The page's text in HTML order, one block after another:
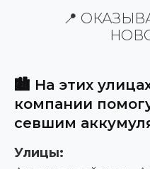
📍
🏙️ На этих
компании
севшим
Улицы: